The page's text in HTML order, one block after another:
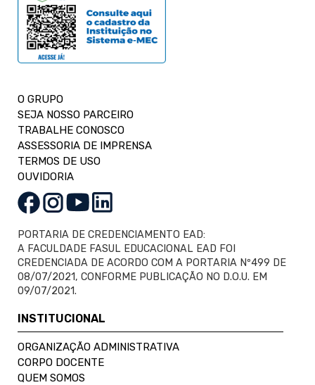
O GRUPO
SEJA NOSSO PARCEIRO
TRABALHE CONOSCO
ASSESSORIA DE IMPRENSA
TERMOS DE USO
OUVIDORIA
PORTARIA DE CREDENCIAMENTO EAD:
A FACULDADE FASUL EDUCACIONAL EAD FOI
CREDENCIADA DE ACORDO COM A PORTARIA Nº499 DE
08/07/2021, CONFORME PUBLICAÇÃO NO D.O.U. EM
09/07/2021.
INSTITUCIONAL
ORGANIZAÇÃO ADMINISTRATIVA
CORPO DOCENTE
QUEM SOMOS